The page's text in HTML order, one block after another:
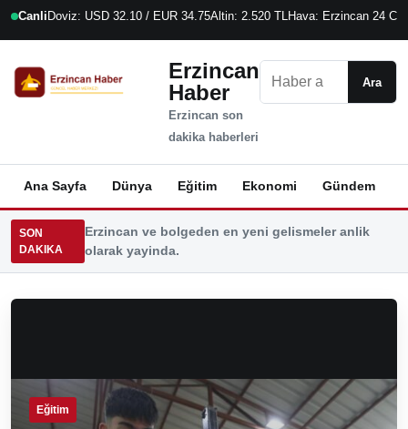
Canli Doviz: USD 32.10 / EUR 34.75Altin: 2.520 TLHava: Erzincan 24 C
Erzincan
Haber
Erzincan son
dakika haberleri
Ara
Ana Sayfa Dünya Eğitim Ekonomi Gündem
SON
DAKIKA
Erzincan ve bolgeden en yeni gelismeler anlik
olarak yayinda.
Eğitim